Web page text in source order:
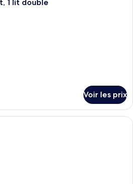
1 lit double
Voir les prix